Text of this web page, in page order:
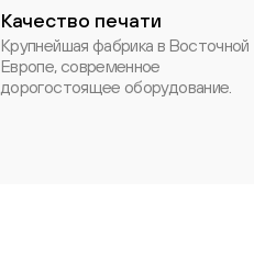
Качество печати
Крупнейшая фабрика в Восточной
Европе, современное
дорогостоящее оборудование.